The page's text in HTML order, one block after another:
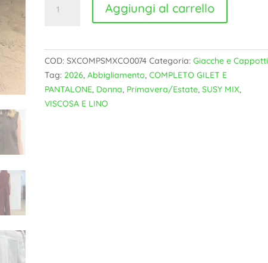
GILET
SUSY
MIX
-
SXCOMPSMXCO0074
Aggiungi al carrello
COD:SXCOMPSMXCO0074 Categoria:Giacche e Cappotti
Tag: 2026,Abbigliamento,COMPLETO GILET E
PANTALONE, Donna, Primavera/Estate,SUSY MIX,
VISCOSA E LINO